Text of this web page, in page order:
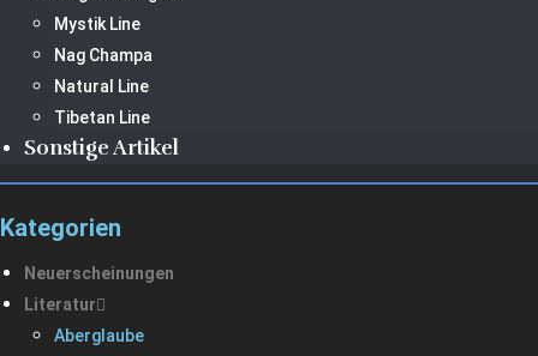
Mystik Line
Nag Champa
Natural Line
Tibetan Line
Sonstige Artikel
Kategorien
Neuerscheinungen
Literatur
Aberglaube